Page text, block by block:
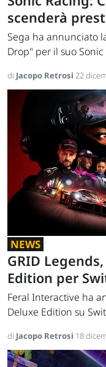
scenderà
Sega ha annunciato
Drop" per il suo Sonic
di Jacopo Retrosi 22
NEWS
GRID
Edition per
Feral Interactive ha
Deluxe Edition su
di Jacopo Retrosi 18